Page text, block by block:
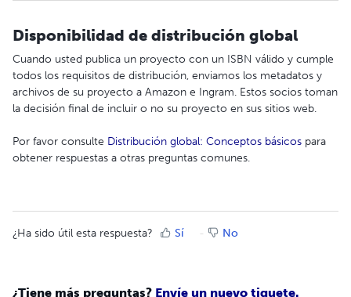
Disponibilidad de distribución global
Cuando usted publica un proyecto con un ISBN válido y cumple
todos los requisitos de distribución, enviamos los metadatos y
archivos de su proyecto a Amazon e Ingram. Estos socios toman
la decisión final de incluir o no su proyecto en sus sitios web.
Por favor consulte Distribución global: Conceptos básicos para
obtener respuestas a otras preguntas comunes.
¿Ha sido útil esta respuesta? Sí No
¿Tiene más preguntas? Envíe un nuevo tiquete.